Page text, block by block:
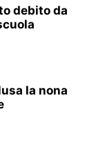
debito da
la nona